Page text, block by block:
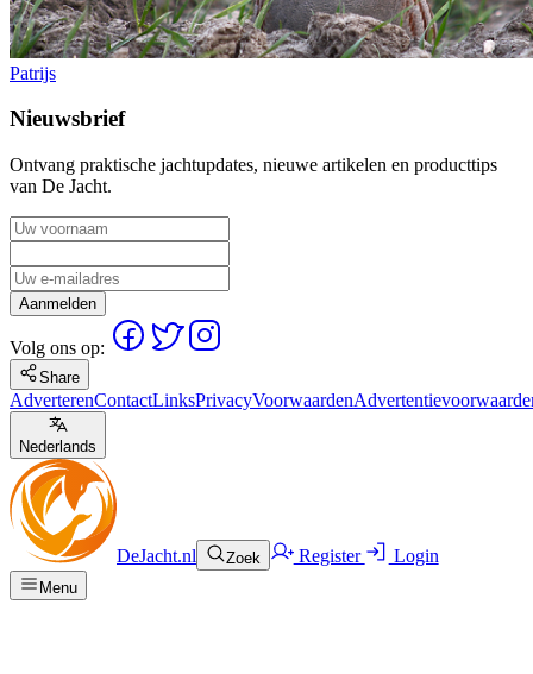
Patrijs
Nieuwsbrief
Ontvang praktische jachtupdates, nieuwe artikelen en producttips
van De Jacht.
Aanmelden
Volg ons op:
Share
AdverterenContactLinksPrivacyVoorwaarden
Nederlands
DeJacht.nl Zoek Register Login
Menu